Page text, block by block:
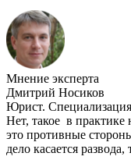
Мнение эксперта
Дмитрий Носиков
Юрист.
Нет, такое в
это противные
дело касается